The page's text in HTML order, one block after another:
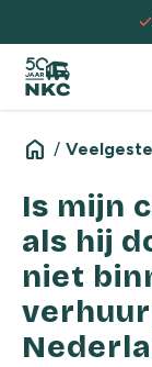
Spring naar de check
home /
Is mijn
als hij
niet